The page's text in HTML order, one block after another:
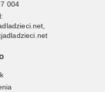
004
,